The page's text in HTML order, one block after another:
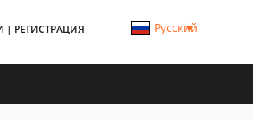
| РЕГИСТРАЦИЯ Русский